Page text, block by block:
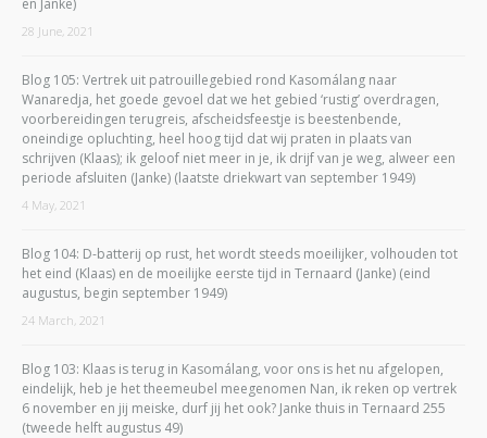
28 June, 2021
Blog 105: Vertrek uit patrouillegebied rond Kasomálang naar
Wanaredja, het goede gevoel dat we het gebied ‘rustig’ overdragen,
voorbereidingen terugreis, afscheidsfeestje is beestenbende,
oneindige opluchting, heel hoog tijd dat wij praten in plaats van
schrijven (Klaas); ik geloof niet meer in je, ik drijf van je weg, alweer een
periode afsluiten (Janke) (laatste driekwart van september 1949)
4 May, 2021
Blog 104: D-batterij op rust, het wordt steeds moeilijker, volhouden tot
het eind (Klaas) en de moeilijke eerste tijd in Ternaard (Janke) (eind
augustus, begin september 1949)
24 March, 2021
Blog 103: Klaas is terug in Kasomálang, voor ons is het nu afgelopen,
eindelijk, heb je het theemeubel meegenomen Nan, ik reken op vertrek
6 november en jij meiske, durf jij het ook? Janke thuis in Ternaard 255
(tweede helft augustus 49)